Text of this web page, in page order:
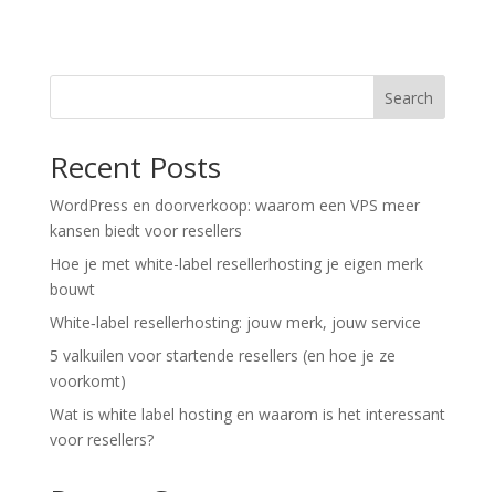
Search
Recent Posts
WordPress en doorverkoop: waarom een VPS meer
kansen biedt voor resellers
Hoe je met white-label resellerhosting je eigen merk
bouwt
White‑label resellerhosting: jouw merk, jouw service
5 valkuilen voor startende resellers (en hoe je ze
voorkomt)
Wat is white label hosting en waarom is het interessant
voor resellers?